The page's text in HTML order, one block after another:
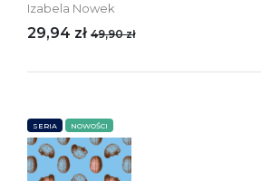
Izabela Nowek
29,94 zł 49,90 zł
SERIA NOWOŚCI